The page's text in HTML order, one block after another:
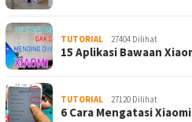
TUTORIAL 27404 Dilihat
15 Aplikasi Bawaan
TUTORIAL 27120 Dilihat
6 Cara Mengatasi